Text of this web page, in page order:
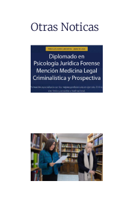
Otras Noticas